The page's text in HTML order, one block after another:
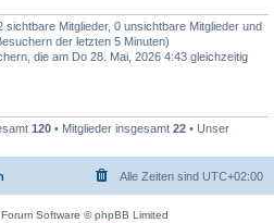
sichtbare Mitglieder, 0 unsichtbare Mitglieder und
der letzten 5 Minuten)
die am Do 28. Mai, 2026 4:43 gleichzeitig
120 • Mitglieder insgesamt 22 • Unser
Alle Zeiten sind UTC+02:00
Software © phpBB Limited